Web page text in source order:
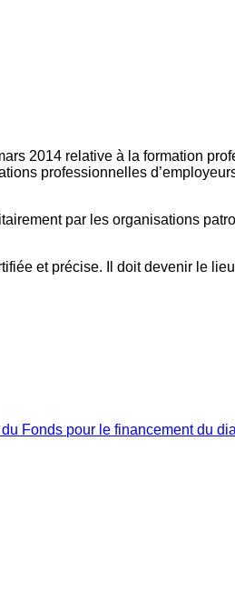
2014 relative à la formation
professionnelles
par les organisations
et précise. Il doit devenir le
Fonds pour le financement du